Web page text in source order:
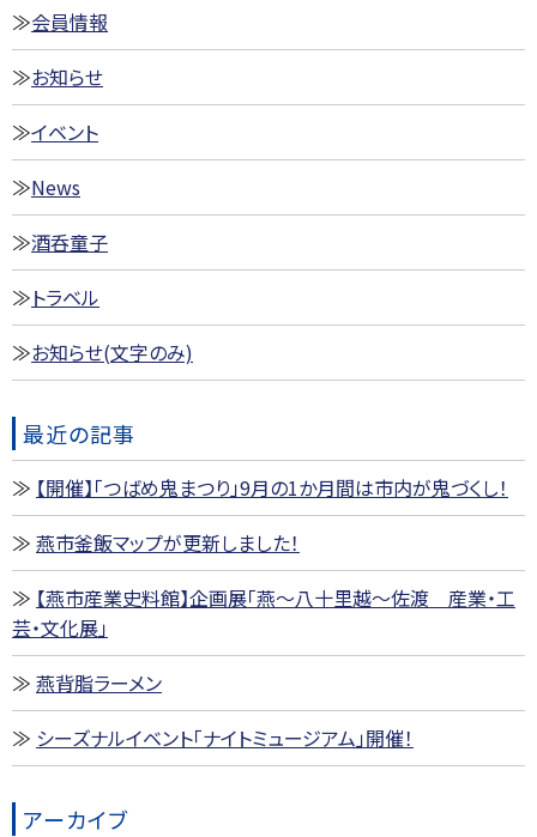
会員情報
お知らせ
イベント
News
酒呑童子
トラベル
お知らせ(文字のみ)
最近の記事
【開催】「つばめ鬼まつり」9月の1か月間は市内が鬼づくし！
燕市釜飯マップが更新しました！
【燕市産業史料館】企画展「燕～八十里越～佐渡 産業・工
芸・文化展」
燕背脂ラーメン
シーズナルイベント「ナイトミュージアム」開催！
アーカイブ